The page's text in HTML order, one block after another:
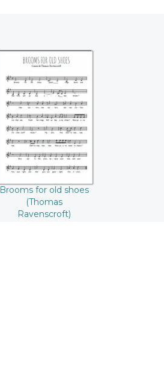
Brooms for old
shoes (Thomas
Ravenscroft)
Brooms for old shoes
(Thomas
Ravenscroft)